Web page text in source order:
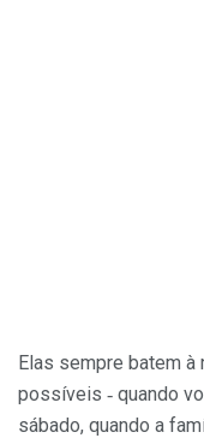
Elas sempre batem
possíveis ‑ quando
sábado, quando a